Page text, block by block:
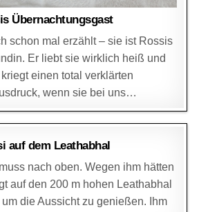
Übernachtungsgast
schon mal erzählt – sie ist Rossis
Er liebt sie wirklich heiß und
einen total verklärten
wenn sie bei uns…
11. JUNI 2017
auf dem Leathabhal
nach oben. Wegen ihm hätten
auf den 200 m hohen Leathabhal
die Aussicht zu genießen. Ihm